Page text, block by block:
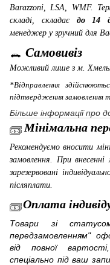
Barazzoni, LSA, WMF.
складі, складає до 14
менеджер у зручний для
Самовивіз
Можливий лише з м.
*Відправлення
підтвердження замовлення
Більше інформації про
Мінімальна
Рекомендуємо вносити
замовлення. При внесенні
зарезервовані
післяплати.
Оплата
Товари зі
передзамовленням"
від повної
спеціально під ваш